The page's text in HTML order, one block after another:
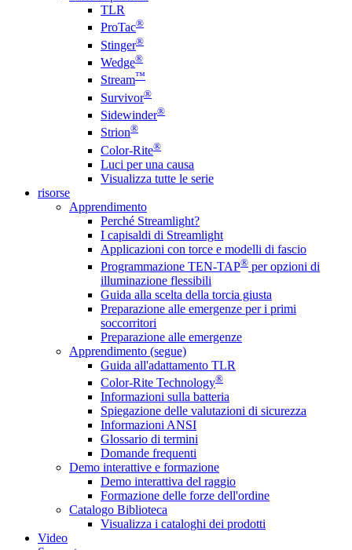
TLR
ProTac®
Stinger®
Wedge®
Stream™
Survivor®
Sidewinder®
Strion®
Color-Rite®
Luci per una causa
Visualizza tutte le serie
risorse
Apprendimento
Perché Streamlight?
I capisaldi di Streamlight
Applicazioni con torce e modelli di fascio
Programmazione TEN-TAP® per opzioni di
illuminazione flessibili
Guida alla scelta della torcia giusta
Preparazione alle emergenze per i primi
soccorritori
Preparazione alle emergenze
Apprendimento (segue)
Guida all'adattamento TLR
Color-Rite Technology®
Informazioni sulla batteria
Spiegazione delle valutazioni di sicurezza
Informazioni ANSI
Glossario di termini
Domande frequenti
Demo interattive e formazione
Demo interattiva del raggio
Formazione delle forze dell'ordine
Catalogo Biblioteca
Visualizza i cataloghi dei prodotti
Video